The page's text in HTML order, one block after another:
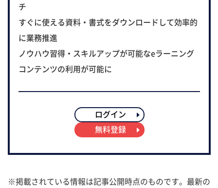
チ
すぐに使える資料・書式をダウンロードして効率的
に業務推進
ノウハウ習得・スキルアップが可能なeラーニング
コンテンツの利用が可能に
ログイン
無料登録
※掲載されている情報は記事公開時点のものです。最新の